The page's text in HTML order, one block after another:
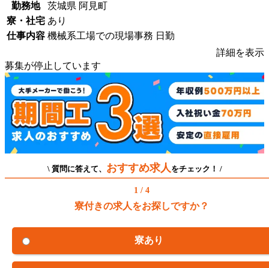
勤務地
茨城県 阿見町
寮・社宅 あり
仕事内容 機械系工場での現場事務 日勤
詳細を表示
募集が停止しています
\ 質問に答えて、 おすすめ求人 をチェック！ /
1 / 4
寮付きの求人をお探しですか？
寮あり